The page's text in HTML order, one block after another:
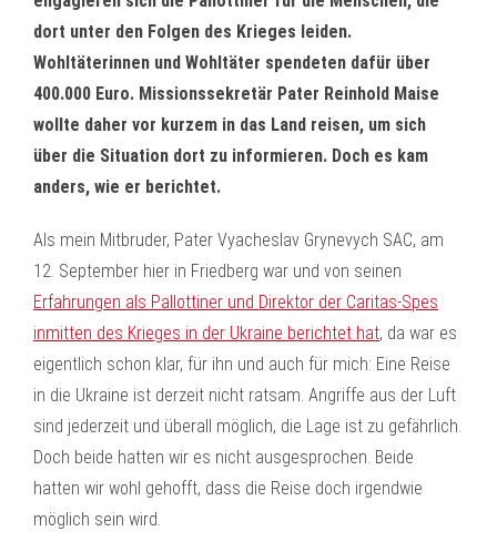
dort unter den Folgen des Krieges leiden.
Wohltäterinnen und Wohltäter spendeten dafür über
400.000 Euro. Missionssekretär Pater Reinhold Maise
wollte daher vor kurzem in das Land reisen, um sich
über die Situation dort zu informieren. Doch es kam
anders, wie er berichtet.
Als mein Mitbruder, Pater Vyacheslav Grynevych SAC, am
12. September hier in Friedberg war und von seinen
Erfahrungen als Pallottiner und Direktor der Caritas-Spes
inmitten des Krieges in der Ukraine berichtet hat, da war es
eigentlich schon klar, für ihn und auch für mich: Eine Reise
in die Ukraine ist derzeit nicht ratsam. Angriffe aus der Luft
sind jederzeit und überall möglich, die Lage ist zu gefährlich.
Doch beide hatten wir es nicht ausgesprochen. Beide
hatten wir wohl gehofft, dass die Reise doch irgendwie
möglich sein wird.